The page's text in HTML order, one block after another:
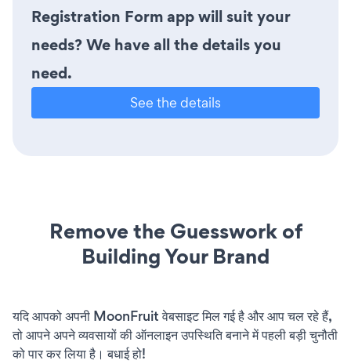
Registration Form app will suit your
needs? We have all the details you
need.
See the details
Remove the Guesswork of
Building Your Brand
यदि आपको अपनी MoonFruit वेबसाइट मिल गई है और आप चल रहे हैं,
तो आपने अपने व्यवसायों की ऑनलाइन उपस्थिति बनाने में पहली बड़ी चुनौती
को पार कर लिया है। बधाई हो!